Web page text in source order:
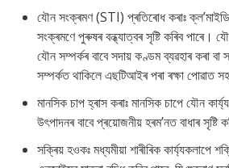
যৌন সংক্ৰমণ (STI) প্ৰতিৰোধ কৰাঃ
সংক্ৰমণে পুৰুষৰ বন্ধ্যাত্বৰ সৃষ্টি কৰিব পাৰে।
যৌন সম্পৰ্কৰ বাবে সদায় কণ্ডম ব্যৱহাৰ কৰা বা
সম্পৰ্কত থাকিলে এছটিআইৰ পৰা ৰক্ষা পোৱাত
মানসিক চাপ হ্ৰাস কৰাঃ মানসিক চাপে যৌন
উৎপাদনৰ বাবে প্ৰয়োজনীয় হৰম’নত বাধাৰ সৃষ্টি
সক্ৰিয় হওকঃ মধ্যমীয়া শাৰীৰিক কাৰ্য্যকলাপে